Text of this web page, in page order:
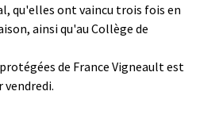
qu'elles ont vaincu trois fois en
ainsi qu'au Collège de
de France Vigneault est